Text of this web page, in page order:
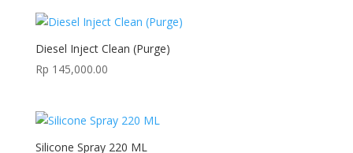
Diesel Inject Clean (Purge)
Rp 145,000.00
Silicone Spray 220 ML